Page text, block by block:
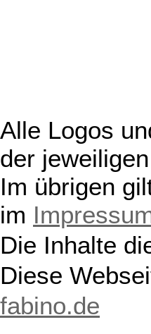
Alle Logos
der
Im übrigen
im
Die Inhalte
Diese
fabino.de